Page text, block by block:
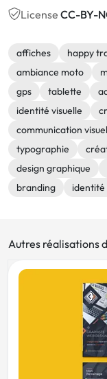
License CC-BY-
affiches happy
ambiance moto
gps
tablette
identité visuelle
communication
typographie
design graphique
branding
identité
Autres réalisations